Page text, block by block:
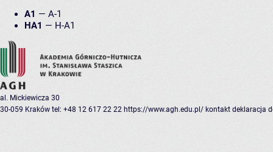
A1 — A-1
HA1 — H-A1
al. Mickiewicza 30
30-059 Kraków tel: +48 12 617 22 22 https://www.agh.edu.pl/ kontakt deklaracja